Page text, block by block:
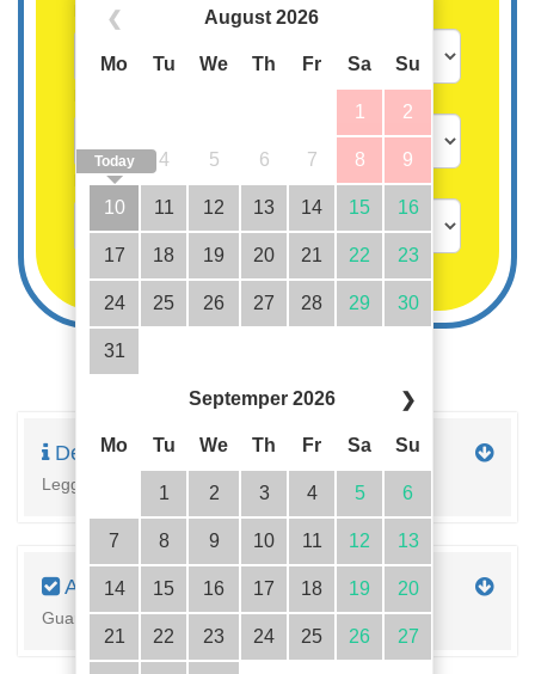
❮ August 2026
Mo Tu We Th Fr Sa Su
1 2
3 4 5 6 7 8 9
10
Today
11 12 13 14 15 16
17 18 19 20 21 22 23
24 25 26 27 28 29 30
31
Septemper 2026 ❯
Mo Tu We Th Fr Sa Su
1 2 3 4 5 6
7 8 9 10 11 12 13
14 15 16 17 18 19 20
21 22 23 24 25 26 27
Persone
Bambini fino a 3 anni gratis
Descrizione
Leggi la descrizione completa della proprietà qui
Attrezzature
Guarda i dettagli dell'alloggiamento